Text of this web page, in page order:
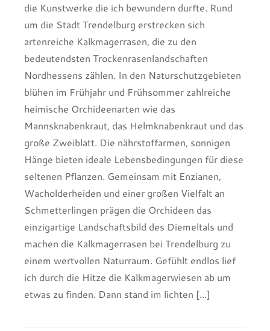
die Kunstwerke die ich bewundern durfte. Rund
um die Stadt Trendelburg erstrecken sich
artenreiche Kalkmagerrasen, die zu den
bedeutendsten Trockenrasenlandschaften
Nordhessens zählen. In den Naturschutzgebieten
blühen im Frühjahr und Frühsommer zahlreiche
heimische Orchideenarten wie das
Mannsknabenkraut, das Helmknabenkraut und das
große Zweiblatt. Die nährstoffarmen, sonnigen
Hänge bieten ideale Lebensbedingungen für diese
seltenen Pflanzen. Gemeinsam mit Enzianen,
Wacholderheiden und einer großen Vielfalt an
Schmetterlingen prägen die Orchideen das
einzigartige Landschaftsbild des Diemeltals und
machen die Kalkmagerrasen bei Trendelburg zu
einem wertvollen Naturraum. Gefühlt endlos lief
ich durch die Hitze die Kalkmagerwiesen ab um
etwas zu finden. Dann stand im lichten [...]